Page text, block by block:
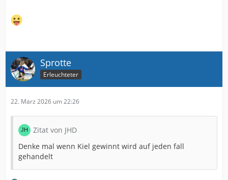
Sprotte
Erleuchteter
22. März 2026 um 22:26
Zitat von JHD
Denke mal wenn Kiel gewinnt wird auf jeden fall
gehandelt